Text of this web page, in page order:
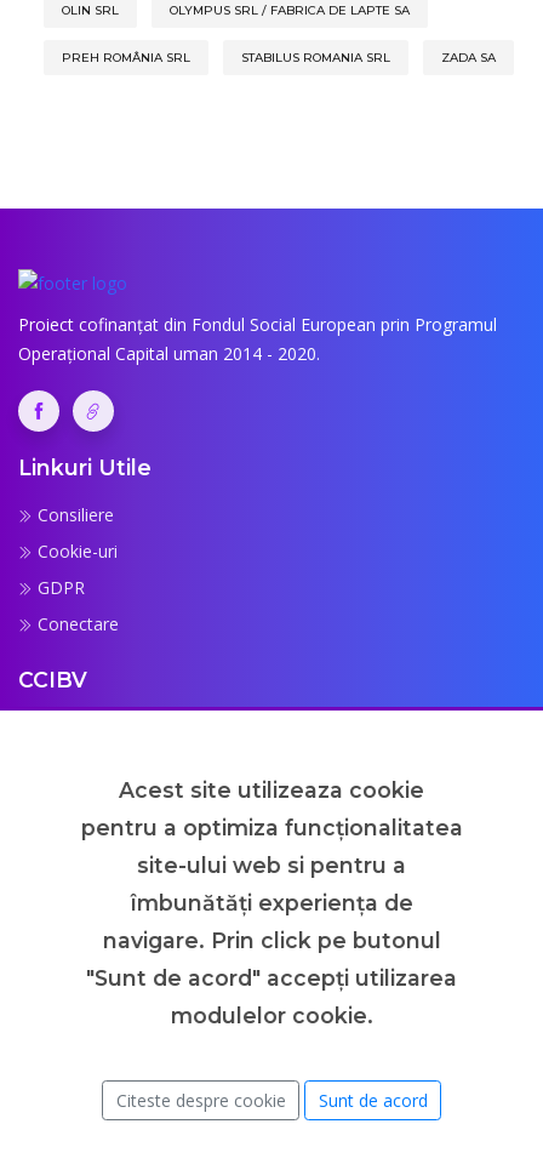
OLIN SRL OLYMPUS SRL / FABRICA DE LAPTE SA
PREH ROMÂNIA SRL STABILUS ROMANIA SRL ZADA SA
Proiect cofinanțat din Fondul Social European prin Programul
Operațional Capital uman 2014 - 2020.
Linkuri Utile
Consiliere
Cookie-uri
GDPR
Conectare
CCIBV
Contact
Newsletter
Abonează-te la newsletter pentru a fi la curent cu ultimele
evenimente.
Acest site utilizeaza cookie
pentru a optimiza funcţionalitatea
site-ului web si pentru a
îmbunătăţi experienţa de
navigare. Prin click pe butonul
"Sunt de acord" accepţi utilizarea
modulelor cookie.
Citeste despre cookie Sunt de acord